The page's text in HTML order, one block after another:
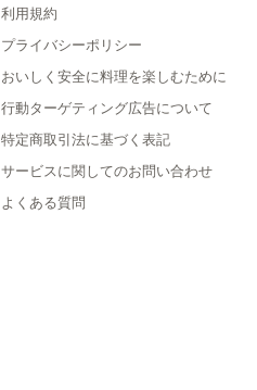
利用規約
プライバシーポリシー
おいしく安全に料理を楽しむために
行動ターゲティング広告について
特定商取引法に基づく表記
サービスに関してのお問い合わせ
よくある質問